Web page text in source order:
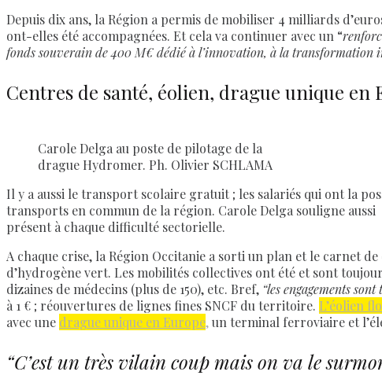
Depuis dix ans, la Région a permis de mobiliser 4 milliards
ont-elles été accompagnées. Et cela va continuer avec un “
fonds souverain de 400 M€ dédié à l’innovation, à la transformation
Centres de santé, éolien, drague unique en
Carole Delga au poste de pilotage de la
drague Hydromer. Ph. Olivier SCHLAMA
Il y a aussi le transport scolaire gratuit ; les salariés qui ont la
transports en commun de la région. Carole Delga souligne aussi
présent à chaque difficulté sectorielle.
A chaque crise, la Région Occitanie a sorti un plan et le carnet
d’hydrogène vert. Les mobilités collectives ont été et sont
dizaines de médecins (plus de 150), etc. Bref, “les engagements
à 1 € ; réouvertures de lignes fines SNCF du territoire. L’éolien
avec une drague unique en Europe, un terminal ferroviaire et
“C’est un très vilain coup mais on va le